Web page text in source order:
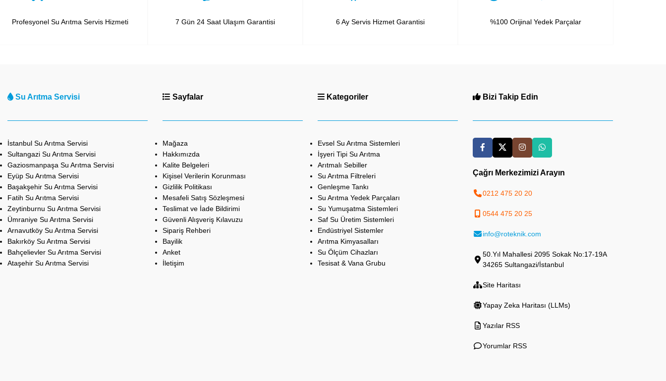
Profesyonel Su Arıtma Servis Hizmeti 7 Gün 24 Saat Ulaşım Garantisi 6 Ay Servis Hizmet Garantisi %100 Orijinal Yedek Parçalar
Su Arıtma Servisi
İstanbul Su Arıtma Servisi
Sultangazi Su Arıtma Servisi
Gaziosmanpaşa Su Arıtma Servisi
Eyüp Su Arıtma Servisi
Başakşehir Su Arıtma Servisi
Fatih Su Arıtma Servisi
Zeytinburnu Su Arıtma Servisi
Ümraniye Su Arıtma Servisi
Arnavutköy Su Arıtma Servisi
Bakırköy Su Arıtma Servisi
Bahçelievler Su Arıtma Servisi
Ataşehir Su Arıtma Servisi
Sayfalar
Mağaza
Hakkımızda
Kalite Belgeleri
Kişisel Verilerin Korunması
Gizlilik Politikası
Mesafeli Satış Sözleşmesi
Teslimat ve İade Bildirimi
Güvenli Alışveriş Kılavuzu
Sipariş Rehberi
Bayilik
Anket
İletişim
Kategoriler
Evsel Su Arıtma Sistemleri
İşyeri Tipi Su Arıtma
Arıtmalı Sebiller
Su Arıtma Filtreleri
Genleşme Tankı
Su Arıtma Yedek Parçaları
Su Yumuşatma Sistemleri
Saf Su Üretim Sistemleri
Endüstriyel Sistemler
Arıtma Kimyasalları
Su Ölçüm Cihazları
Tesisat & Vana Grubu
Bizi Takip Edin
Çağrı Merkezimizi Arayın
0212 475 20 20
0544 475 20 25
info@roteknik.com
50.Yıl Mahallesi 2095 Sokak No:17-19A
34265 Sultangazi/İstanbul
Site Haritası
Yapay Zeka Haritası (LLMs)
Yazılar RSS
Yorumlar RSS